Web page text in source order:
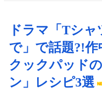
ドラマ「Tシャ
で」で話題?!
クックパッド
ン」レシピ3選